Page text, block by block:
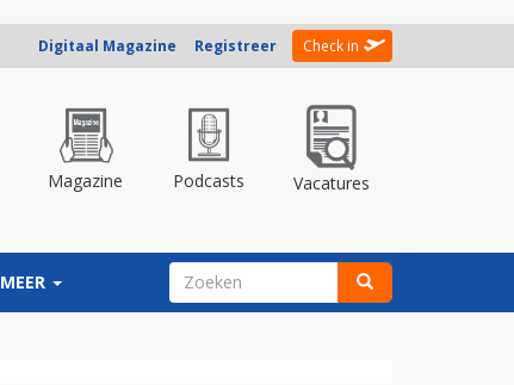
Digitaal Magazine Registreer Check in
Magazine Podcasts Vacatures
MEER ZOEKVELD